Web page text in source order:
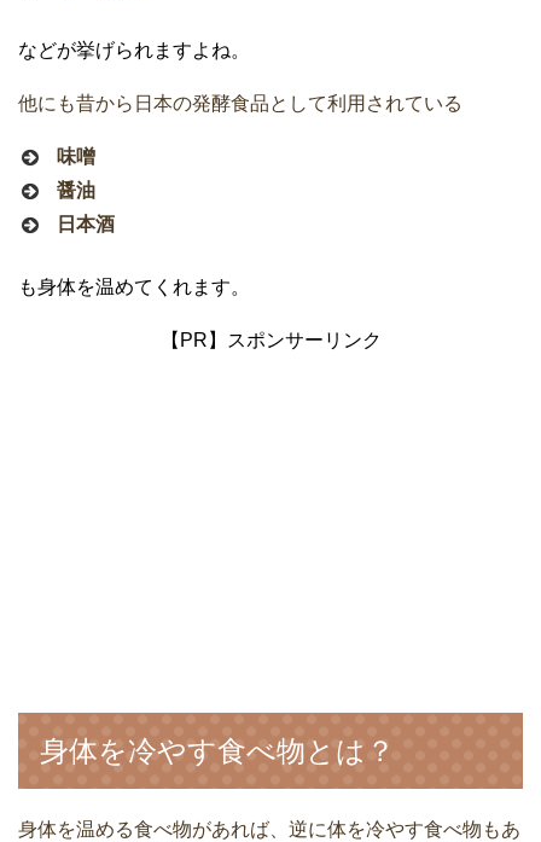
などが挙げられますよね。
他にも昔から日本の発酵食品として利用されている
味噌
醤油
日本酒
も身体を温めてくれます。
【PR】スポンサーリンク
身体を冷やす食べ物とは？
身体を温める食べ物があれば、逆に体を冷やす食べ物もあ